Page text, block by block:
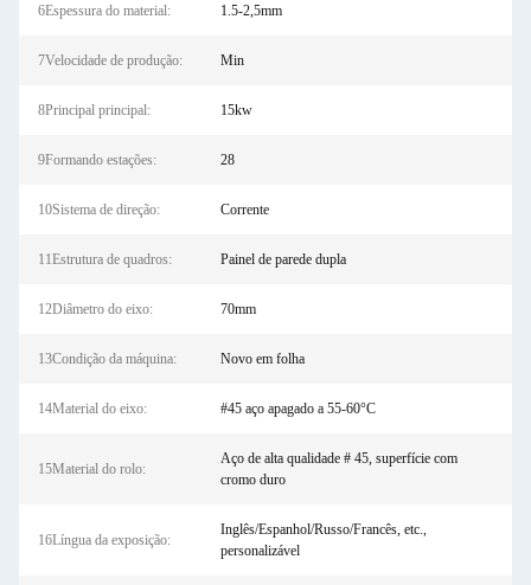
6Espessura do material: 1.5-2,5mm
7Velocidade de produção: Min
8Principal principal: 15kw
9Formando estações: 28
10Sistema de direção: Corrente
11Estrutura de quadros: Painel de parede dupla
12Diâmetro do eixo: 70mm
13Condição da máquina: Novo em folha
14Material do eixo: #45 aço apagado a 55-60°C
15Material do rolo:
Aço de alta qualidade # 45, superfície com
cromo duro
16Língua da exposição:
Inglês/Espanhol/Russo/Francês, etc.,
personalizável